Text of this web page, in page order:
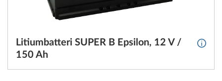
Litiumbatteri SUPER B Epsilon, 12 V /
150 Ah
Mer